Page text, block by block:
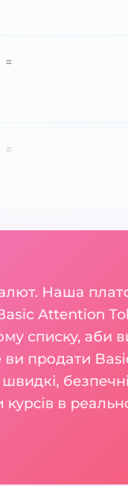
=
=
Наша
Attention
списку, аби
ви продати
в